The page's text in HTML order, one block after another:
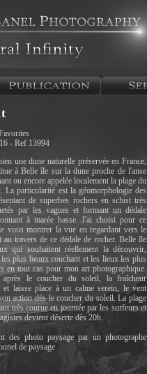
- Ref 13994
une dune naturelle préservée en France,
à Belle île sur la dune proche de l'anse
ou encore appelée localement la plage du
La particularité est la géomorphologie des
de superbes rochers en schist très
par les vagues et formant un dédale
à marée basse. J'ai choisi pour ce
vous montrer la vue en regardant vers le
au travers de ce dédale de rocher. Belle île
qui souhaitent réellement la découvrir,
plus beaux couchant et les lieux les plus
en tout cas pour mon art photographique.
le coucher du soleil, la fraîcheur
et laisse place à un calme serein, le vent
action dès le coucher du soleil. La plage
très courue en journée par les surfeurs et
devient déserte dès 20h.
des photo paysage par un photographe
de paysage